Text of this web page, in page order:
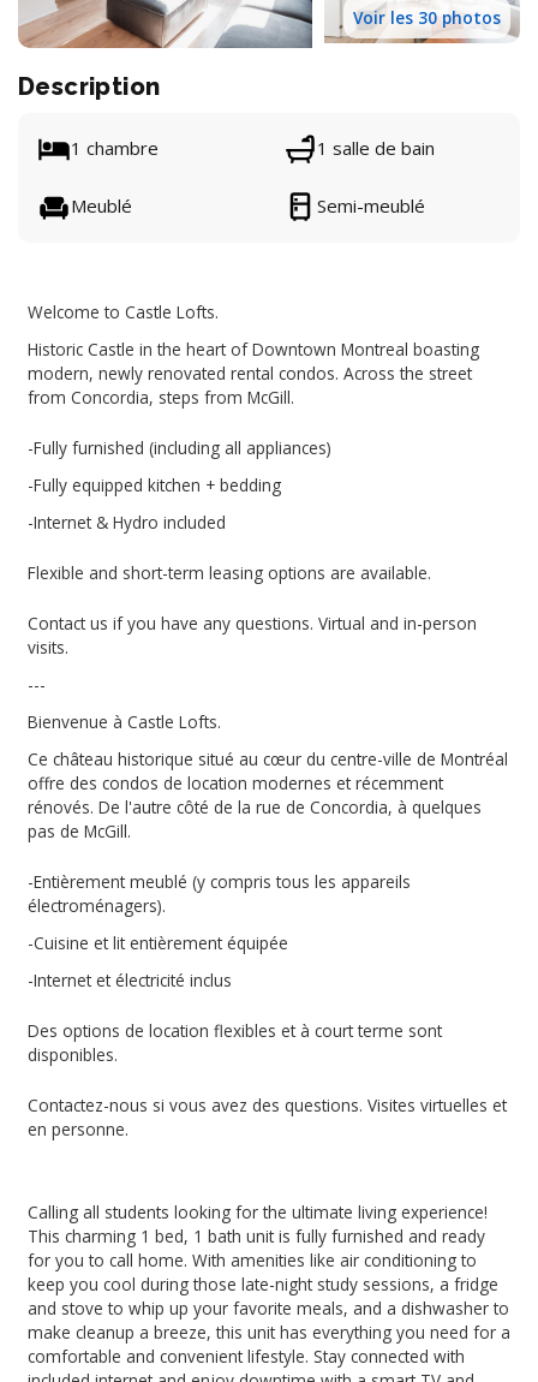
Voir les 30 photos
Description
1 chambre 1 salle de bain
Meublé Semi-meublé
Welcome to Castle Lofts.
Historic Castle in the heart of Downtown Montreal boasting
modern, newly renovated rental condos. Across the street
from Concordia, steps from McGill.
-Fully furnished (including all appliances)
-Fully equipped kitchen + bedding
-Internet & Hydro included
Flexible and short-term leasing options are available.
Contact us if you have any questions. Virtual and in-person
visits.
---
Bienvenue à Castle Lofts.
Ce château historique situé au cœur du centre-ville de Montréal
offre des condos de location modernes et récemment
rénovés. De l'autre côté de la rue de Concordia, à quelques
pas de McGill.
-Entièrement meublé (y compris tous les appareils
électroménagers).
-Cuisine et lit entièrement équipée
-Internet et électricité inclus
Des options de location flexibles et à court terme sont
disponibles.
Contactez-nous si vous avez des questions. Visites virtuelles et
en personne.
Calling all students looking for the ultimate living experience!
This charming 1 bed, 1 bath unit is fully furnished and ready
for you to call home. With amenities like air conditioning to
keep you cool during those late-night study sessions, a fridge
and stove to whip up your favorite meals, and a dishwasher to
make cleanup a breeze, this unit has everything you need for a
comfortable and convenient lifestyle. Stay connected with